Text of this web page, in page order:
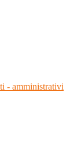
- amministrativi